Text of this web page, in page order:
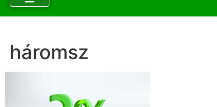
háromsz